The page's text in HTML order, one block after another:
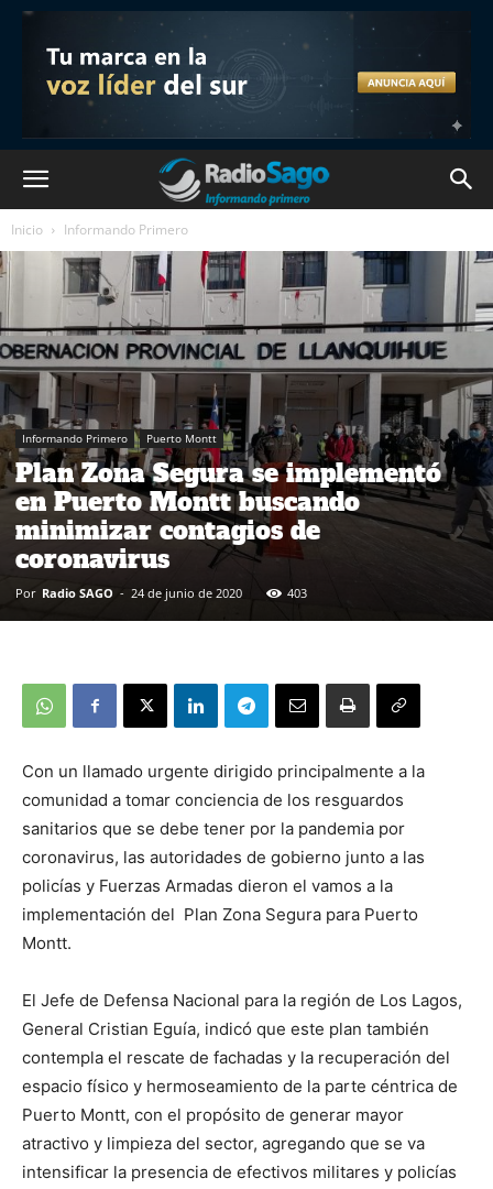
Inicio Informando Primero
Informando Primero Puerto Montt
Plan Zona Segura se implementó
en Puerto Montt buscando
minimizar contagios de
coronavirus
Por Radio SAGO - 24 de junio de 2020 403
Con un llamado urgente dirigido principalmente a la
comunidad a tomar conciencia de los resguardos
sanitarios que se debe tener por la pandemia por
coronavirus, las autoridades de gobierno junto a las
policías y Fuerzas Armadas dieron el vamos a la
implementación del Plan Zona Segura para Puerto
Montt.
El Jefe de Defensa Nacional para la región de Los Lagos,
General Cristian Eguía, indicó que este plan también
contempla el rescate de fachadas y la recuperación del
espacio físico y hermoseamiento de la parte céntrica de
Puerto Montt, con el propósito de generar mayor
atractivo y limpieza del sector, agregando que se va
intensificar la presencia de efectivos militares y policías